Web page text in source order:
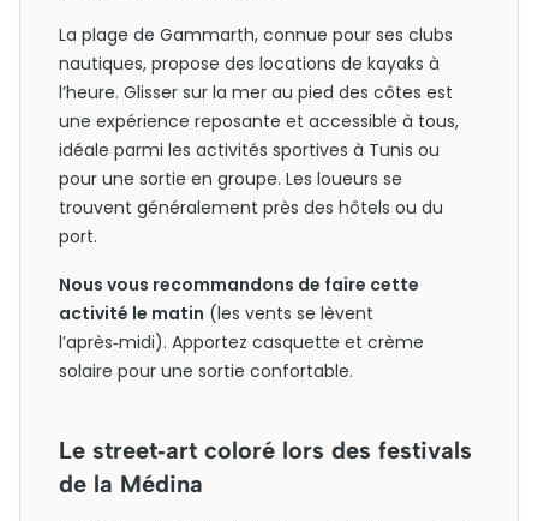
La plage de Gammarth, connue pour ses clubs
nautiques, propose des locations de kayaks à
l’heure. Glisser sur la mer au pied des côtes est
une expérience reposante et accessible à tous,
idéale parmi les activités sportives à Tunis ou
pour une sortie en groupe. Les loueurs se
trouvent généralement près des hôtels ou du
port.
Nous vous recommandons de faire cette
activité le matin (les vents se lèvent
l’après‑midi). Apportez casquette et crème
solaire pour une sortie confortable.
Le street‑art coloré lors des festivals
de la Médina